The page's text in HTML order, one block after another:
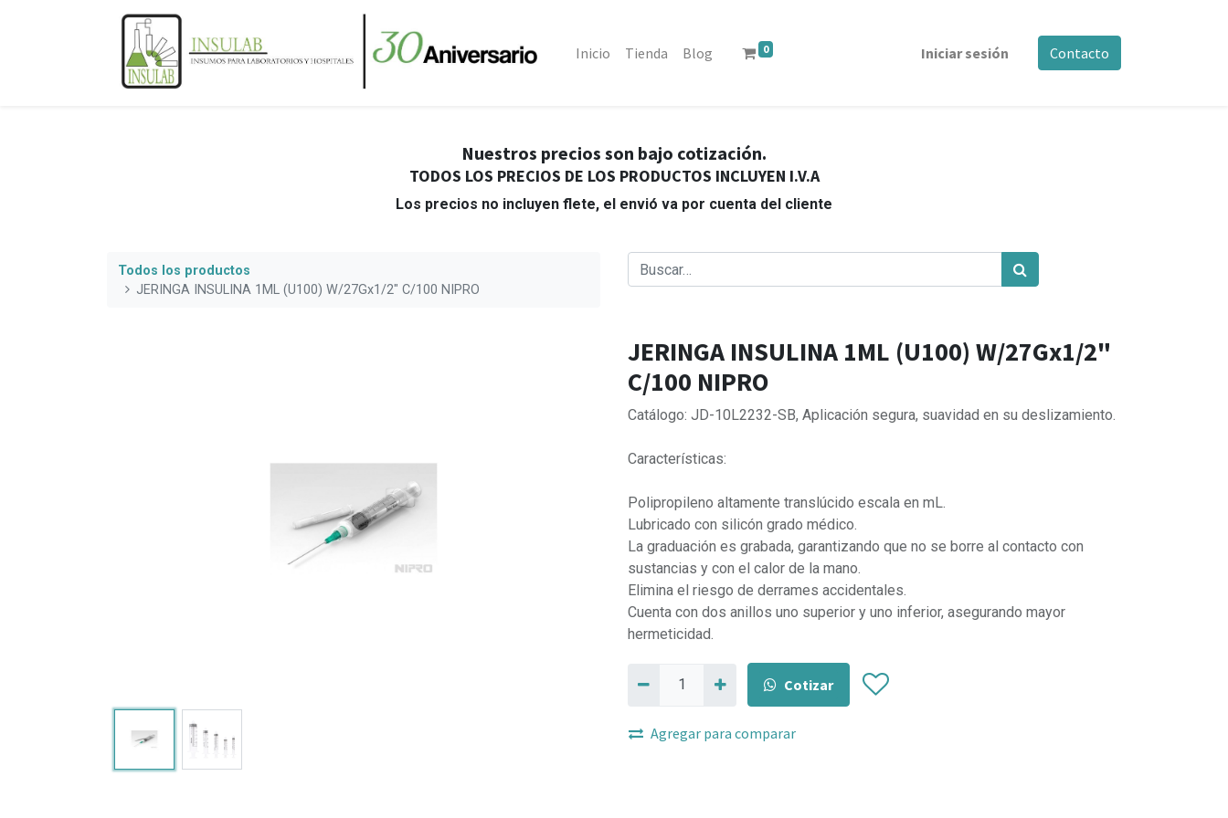
Inicio Tienda Blog 0 Iniciar sesión Contacto
Nuestros precios son bajo cotización.
TODOS LOS PRECIOS DE LOS PRODUCTOS INCLUYEN I.V.A
Los precios no incluyen flete, el envió va por cuenta del cliente
Todos los productos
JERINGA INSULINA 1ML (U100) W/27Gx1/2" C/100 NIPRO
JERINGA INSULINA 1ML (U100) W/27Gx1/2"
C/100 NIPRO
Catálogo: JD-10L2232-SB, Aplicación segura, suavidad en su deslizamiento.
Características:
Polipropileno altamente translúcido escala en mL.
Lubricado con silicón grado médico.
La graduación es grabada, garantizando que no se borre al contacto con
sustancias y con el calor de la mano.
Elimina el riesgo de derrames accidentales.
Cuenta con dos anillos uno superior y uno inferior, asegurando mayor
hermeticidad.
Cotizar
Agregar para comparar